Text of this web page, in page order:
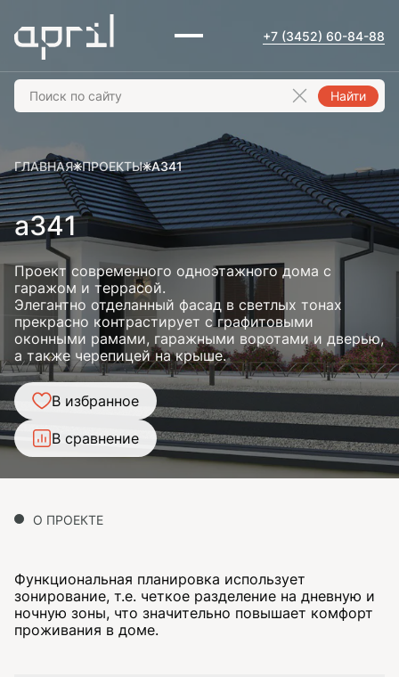
+7 (3452) 60-84-88
Найти
ГЛАВНАЯ ПРОЕКТЫ А341
а341
Проект современного одноэтажного дома с
гаражом и террасой.
Элегантно отделанный фасад в светлых тонах
прекрасно контрастирует с графитовыми
оконными рамами, гаражными воротами и дверью,
а также черепицей на крыше.
В избранное
В сравнение
О ПРОЕКТЕ
Функциональная планировка использует
зонирование, т.е. четкое разделение на дневную и
ночную зоны, что значительно повышает комфорт
проживания в доме.